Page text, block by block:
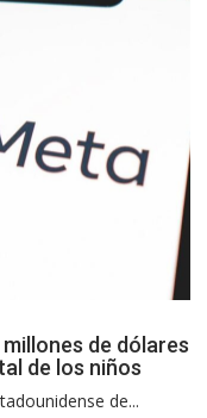
de dólares
de los niños
de...